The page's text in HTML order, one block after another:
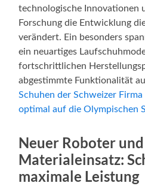
technologische Innovationen
Forschung die Entwicklung
verändert. Ein besonders
ein neuartiges
fortschrittlichen
abgestimmte Funktionalität
Schuhen der Schweizer
optimal auf die Olympischen
Neuer Roboter und
Materialeinsatz:
maximale Leistung